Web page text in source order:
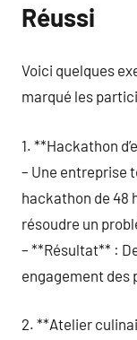
Réussi
Voici quelques
marqué les
1. **Hackathon
– Une entreprise
hackathon de 48
résoudre un
– **Résultat** :
engagement des
2. **Atelier